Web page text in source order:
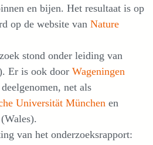
en bijen. Het resultaat is op
op de website van Nature
stond onder leiding van
Er is ook door Wageningen
deelgenomen, net als
Universität München en
(Wales).
van het onderzoeksrapport: